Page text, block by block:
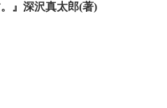
』深沢真太郎(著)